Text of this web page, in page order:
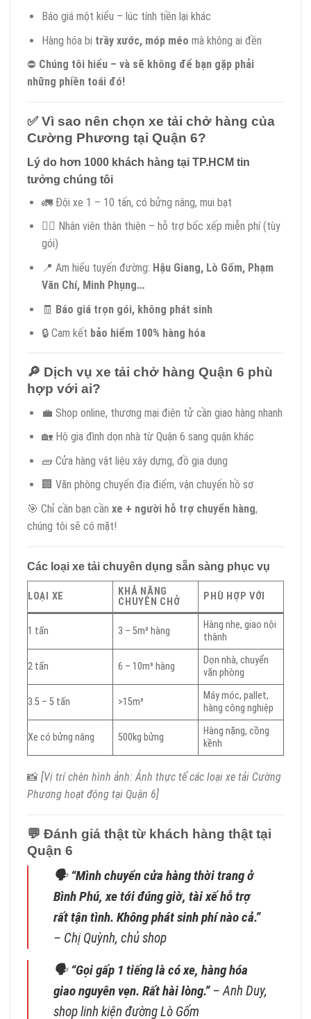
Báo giá một kiểu – lúc tính tiền lại khác
Hàng hóa bị trầy xước, móp méo mà không ai đền
⛔ Chúng tôi hiểu – và sẽ không để bạn gặp phải
những phiền toái đó!
✅Vì sao nên chọn xe tải chở hàng của
Cường Phương tại Quận 6?
Lý do hơn 1000 khách hàng tại TP.HCM tin
tưởng chúng tôi
🚛 Đội xe 1 – 10 tấn, có bửng nâng, mui bạt
👷‍♂️ Nhân viên thân thiện – hỗ trợ bốc xếp miễn phí (tùy
gói)
📍 Am hiểu tuyến đường: Hậu Giang, Lò Gốm, Phạm
Văn Chí, Minh Phụng…
🧾 Báo giá trọn gói, không phát sinh
🔒 Cam kết bảo hiểm 100% hàng hóa
🔎 Dịch vụ xe tải chở hàng Quận 6 phù
hợp với ai?
💼 Shop online, thương mại điện tử cần giao hàng nhanh
🏡 Hộ gia đình dọn nhà từ Quận 6 sang quận khác
🧱 Cửa hàng vật liệu xây dựng, đồ gia dụng
🏢 Văn phòng chuyển địa điểm, vận chuyển hồ sơ
🎯 Chỉ cần bạn cần xe + người hỗ trợ chuyển hàng,
chúng tôi sẽ có mặt!
Các loại xe tải chuyên dụng sẵn sàng phục vụ
LOẠI XE
KHẢ NĂNG
CHUYÊN CHỞ
PHÙ HỢP VỚI
1 tấn 3 – 5m³ hàng
Hàng nhẹ, giao nội
thành
2 tấn 6 – 10m³ hàng
Dọn nhà, chuyển
văn phòng
3.5 – 5 tấn >15m³
Máy móc, pallet,
hàng công nghiệp
Xe có bửng nâng 500kg bửng
Hàng nặng, cồng
kềnh
📸 [Vị trí chèn hình ảnh: Ảnh thực tế các loại xe tải Cường
Phương hoạt động tại Quận 6]
💬 Đánh giá thật từ khách hàng thật tại
Quận 6
🗣“Mình chuyển cửa hàng thời trang ở
Bình Phú, xe tới đúng giờ, tài xế hỗ trợ
rất tận tình. Không phát sinh phí nào cả.”
– Chị Quỳnh, chủ shop
🗣“Gọi gấp 1 tiếng là có xe, hàng hóa
giao nguyên vẹn. Rất hài lòng.”–Anh Duy,
shop linh kiện đường Lò Gốm